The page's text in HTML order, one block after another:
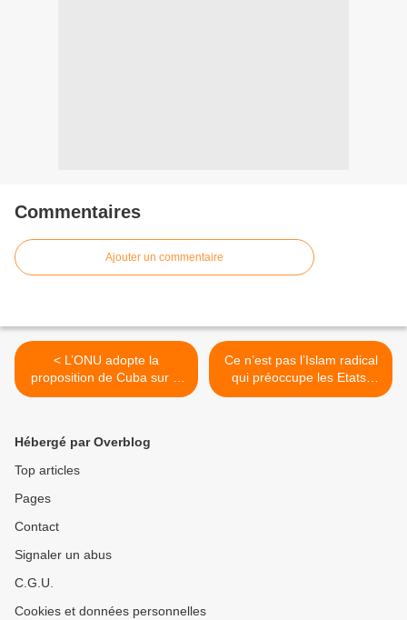
Commentaires
Ajouter un commentaire
< L’ONU adopte la
proposition de Cuba sur le
rapport sur le
Ce n’est pas l’Islam radical
qui préoccupe les Etats-
Unis, mais l’indépendance.
Hébergé par Overblog
Top articles
Pages
Contact
Signaler un abus
C.G.U.
Cookies et données personnelles